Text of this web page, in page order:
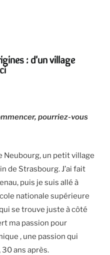
: d'un village
pourriez-vous
Neubourg, un petit village
de Strasbourg. J’ai fait
puis je suis allé à
nationale supérieure
se trouve juste à côté
ma passion pour
, une passion qui
30 ans après.